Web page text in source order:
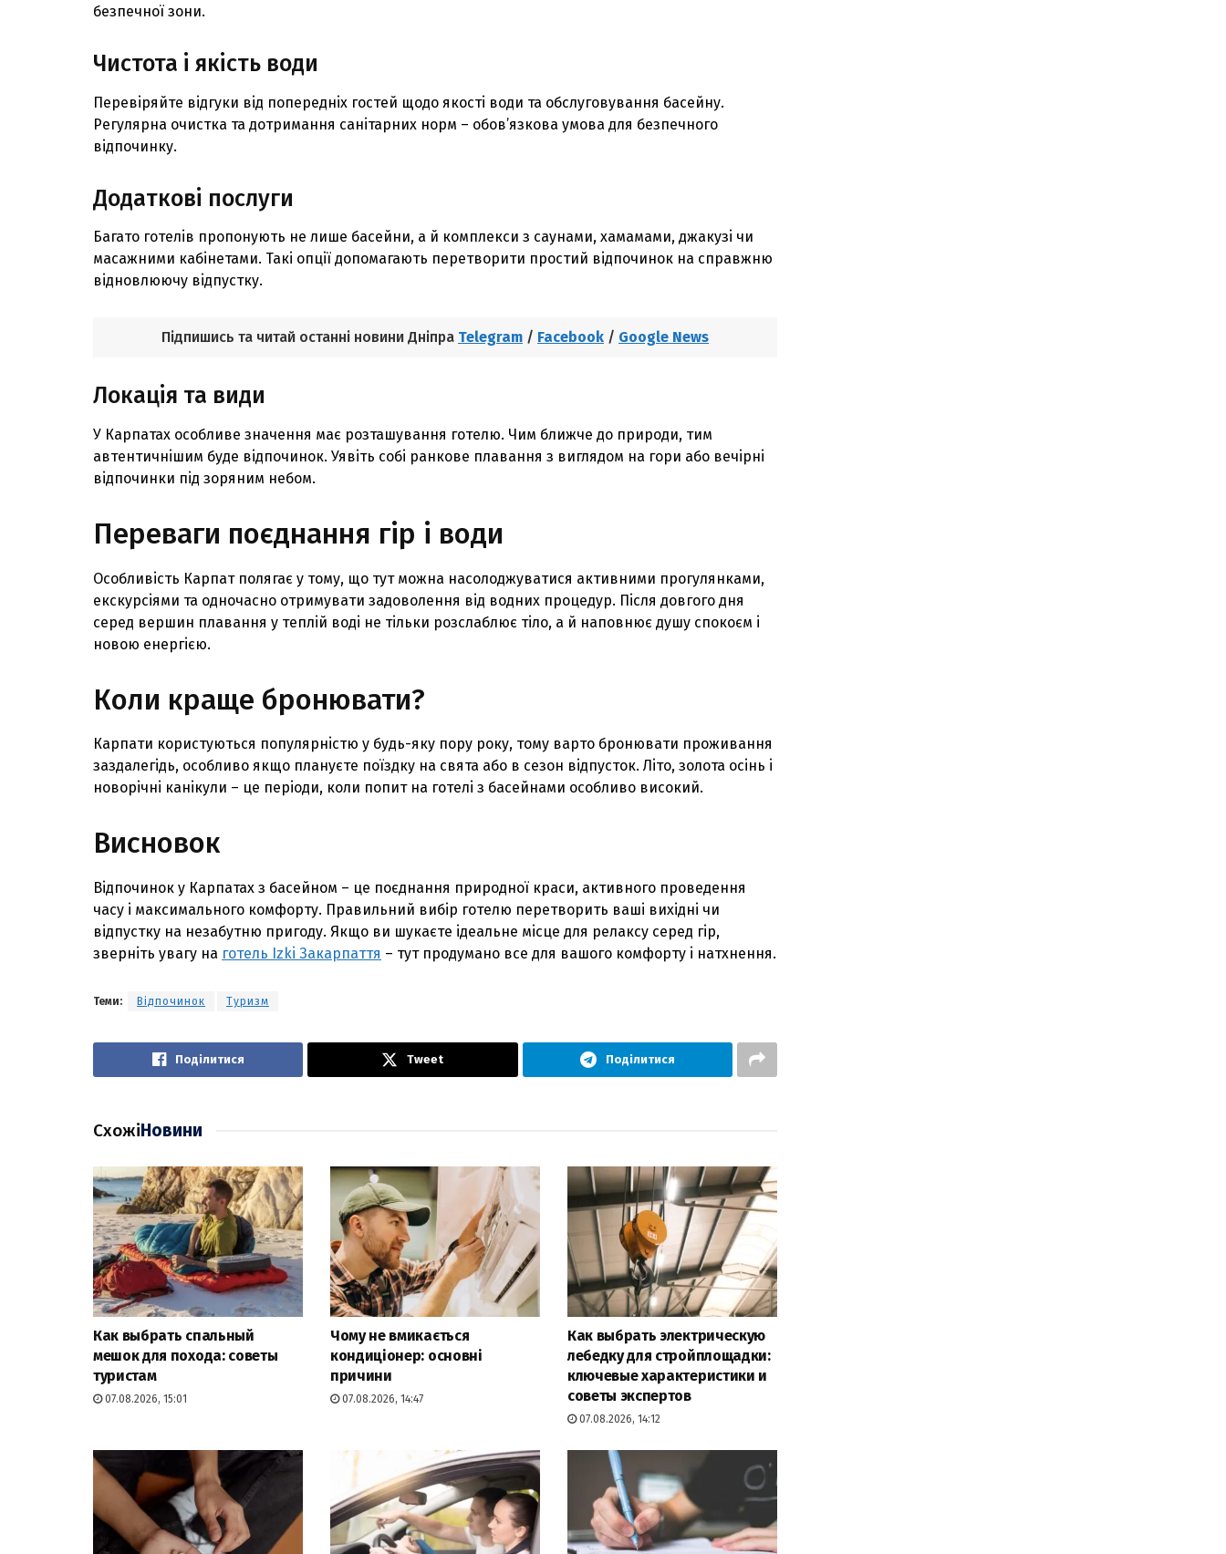
безпечної зони.
Чистота i якiсть води
Перевiряйте вiдгуки вiд попереднiх гостей щодо якостi води та обслуговування басейну.
Регулярна очистка та дотримання санiтарних норм – обов’язкова умова для безпечного
вiдпочинку.
Додатковi послуги
Багато готелiв пропонують не лише басейни, а й комплекси з саунами, хамамами, джакузi чи
масажними кабiнетами. Такi опцiї допомагають перетворити простий вiдпочинок на справжню
вiдновлюючу вiдпустку.
Підпишись та читай останні новини Дніпра Telegram / Facebook / Google News
Локацiя та види
У Карпатах особливе значення має розташування готелю. Чим ближче до природи, тим
автентичнiшим буде вiдпочинок. Уявiть собi ранкове плавання з виглядом на гори або вечiрнi
вiдпочинки пiд зоряним небом.
Переваги поєднання гiр i води
Особливiсть Карпат полягає у тому, що тут можна насолоджуватися активними прогулянками,
екскурсiями та одночасно отримувати задоволення вiд водних процедур. Пiсля довгого дня
серед вершин плавання у теплiй водi не тiльки розслаблює тiло, а й наповнює душу спокоєм i
новою енергiєю.
Коли краще бронювати?
Карпати користуються популярнiстю у будь-яку пору року, тому варто бронювати проживання
заздалегiдь, особливо якщо плануєте поїздку на свята або в сезон вiдпусток. Лiто, золота осiнь i
новорiчнi канiкули – це перiоди, коли попит на готелi з басейнами особливо високий.
Висновок
Вiдпочинок у Карпатах з басейном – це поєднання природної краси, активного проведення
часу i максимального комфорту. Правильний вибiр готелю перетворить вашi вихiднi чи
вiдпустку на незабутню пригоду. Якщо ви шукаєте iдеальне мiсце для релаксу серед гiр,
звернiть увагу на готель Izki Закарпаття – тут продумано все для вашого комфорту i натхнення.
Теми: Відпочинок Туризм
Поділитися Tweet Поділитися
СхожіНовини
Как выбрать спальный
мешок для похода: советы
туристам
07.08.2026, 15:01
Чому не вмикається
кондиціонер: основні
причини
07.08.2026, 14:47
Как выбрать электрическую
лебедку для стройплощадки:
ключевые характеристики и
советы экспертов
07.08.2026, 14:12